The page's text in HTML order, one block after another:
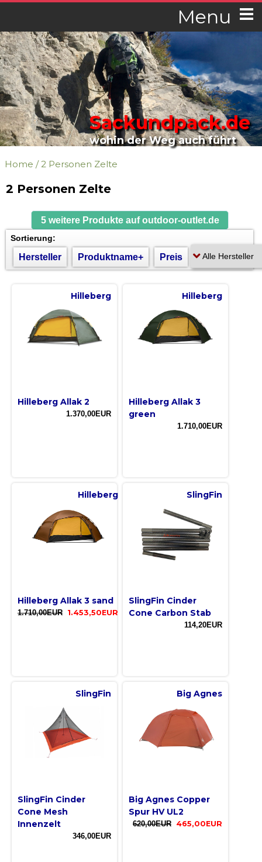
Menu
Sackundpack.de
wohin der Weg auch führt
Home /2 Personen Zelte
2 Personen Zelte
5 weitere Produkte auf outdoor-outlet.de
Sortierung:
Hersteller Produktname+ Preis
Hilleberg
Hilleberg Allak 2
1.370,00EUR
Hilleberg
Hilleberg Allak 3
green
1.710,00EUR
Hilleberg
Hilleberg Allak 3 sand
1.710,00EUR 1.453,50EUR
SlingFin
SlingFin Cinder
Cone Carbon Stab
114,20EUR
SlingFin
SlingFin Cinder
Cone Mesh
Innenzelt
346,00EUR
Big Agnes
Big Agnes Copper
Spur HV UL2
620,00EUR 465,00EUR